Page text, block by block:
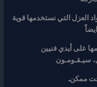
العزل التي نستخدمها قوية
على أيدي فنيين
سيـقـومـون
ممكن